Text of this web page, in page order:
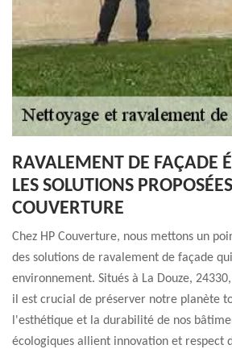
RAVALEMENT DE FAÇADE
LES SOLUTIONS
COUVERTURE
Chez HP Couverture, nous mettons un
des solutions de ravalement de façade
environnement. Situés à La Douze,
il est crucial de préserver notre planète
l'esthétique et la durabilité de nos
écologiques allient innovation et respect